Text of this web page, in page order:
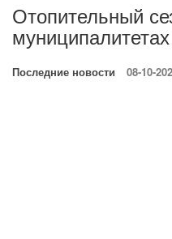
Отопительный
Последние новости 08-10-